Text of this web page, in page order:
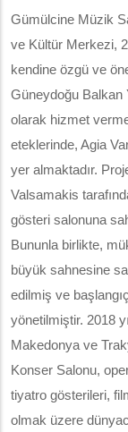
Gümülcine Müzik
ve Kültür Merkezi,
kendine özgü ve
Güneydoğu Balkan
olarak hizmet
eteklerinde, Agia
yer almaktadır.
Valsamakis
gösteri salonuna
Bununla birlikte,
büyük sahnesine
edilmiş ve
yönetilmiştir. 2018
Makedonya ve
Konser Salonu,
tiyatro gösterileri,
olmak üzere